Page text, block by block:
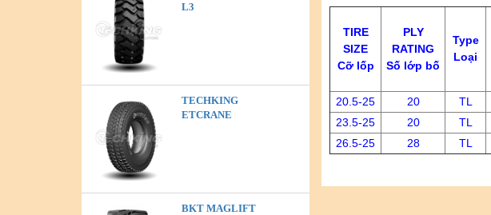
L3
TECHKING
ETCRANE
BKT MAGLIFT
TIRE
SIZE
Cỡ lốp
PLY
RATING
Số lớp bố
Type
Loại
20.5-25 20 TL
23.5-25
20 TL
26.5-25
28 TL